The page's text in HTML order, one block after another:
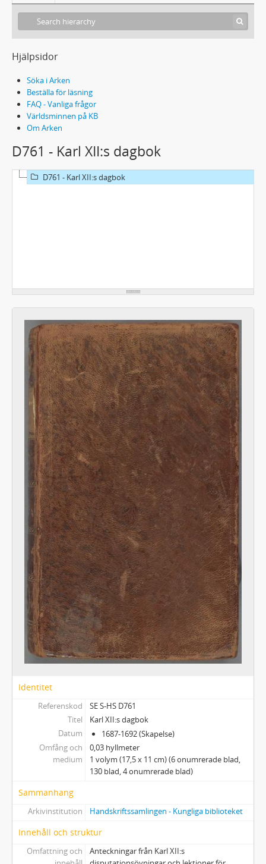
Hjälpsidor
Söka i Arken
Beställa för läsning
FAQ - Vanliga frågor
Världsminnen på KB
Om Arken
D761 - Karl XII:s dagbok
D761 - Karl XII:s dagbok
Identitet
Referenskod
SE S-HS D761
Titel
Karl XII:s dagbok
Datum
1687-1692 (Skapelse)
Omfång och
medium
0,03 hyllmeter
1 volym (17,5 x 11 cm) (6 onumrerade blad,
130 blad, 4 onumrerade blad)
Sammanhang
Arkivinstitution Handskriftssamlingen - Kungliga biblioteket
Innehåll och struktur
Omfattning och
Anteckningar från Karl XII:s